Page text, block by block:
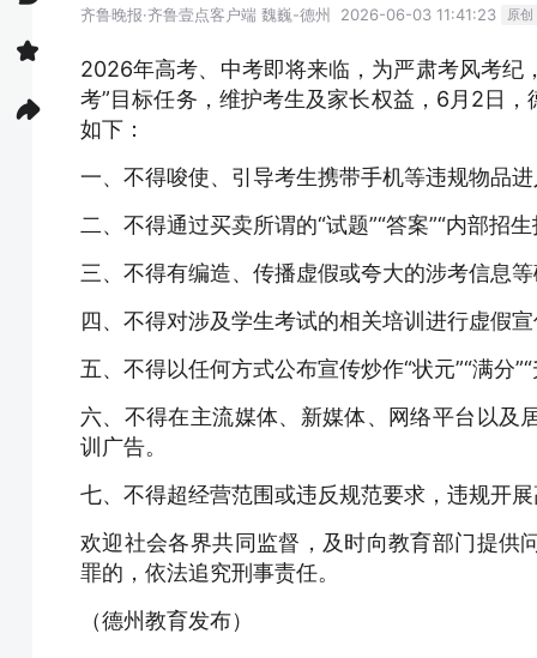
齐鲁晚报·齐鲁壹点客户端 魏巍-德州 2026-06-03 11:41:23 原创
2026年高考、中考即将来临，为严肃考风考纪
考”目标任务，维护考生及家长权益，6月2日
如下：
一、不得唆使、引导考生携带手机等违规物品
二、不得通过买卖所谓的“试题”“答案”“内部招
三、不得有编造、传播虚假或夸大的涉考信息
四、不得对涉及学生考试的相关培训进行虚假
五、不得以任何方式公布宣传炒作“状元”“满分
六、不得在主流媒体、新媒体、网络平台以及
训广告。
七、不得超经营范围或违反规范要求，违规开
欢迎社会各界共同监督，及时向教育部门提供
罪的，依法追究刑事责任。
（德州教育发布）